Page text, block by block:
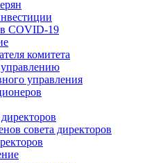
COVID‑19
комитета
управления
совета директоров